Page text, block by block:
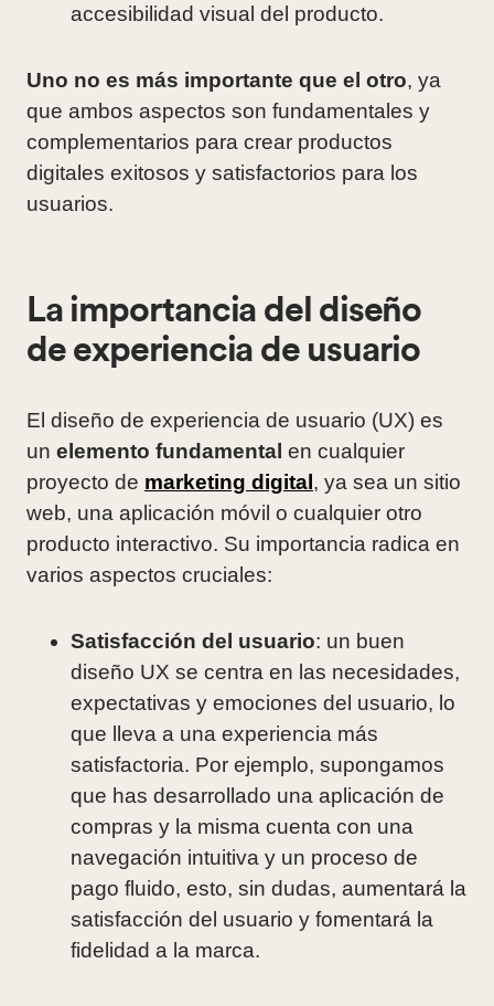
accesibilidad visual del producto.
Uno no es más importante que el otro, ya
que ambos aspectos son fundamentales y
complementarios para crear productos
digitales exitosos y satisfactorios para los
usuarios.
La importancia del diseño
de experiencia de usuario
El diseño de experiencia de usuario (UX) es
un elemento fundamental en cualquier
proyecto de marketing digital , ya sea un sitio
web, una aplicación móvil o cualquier otro
producto interactivo. Su importancia radica en
varios aspectos cruciales:
Satisfacción del usuario: un buen
diseño UX se centra en las necesidades,
expectativas y emociones del usuario, lo
que lleva a una experiencia más
satisfactoria. Por ejemplo, supongamos
que has desarrollado una aplicación de
compras y la misma cuenta con una
navegación intuitiva y un proceso de
pago fluido, esto, sin dudas, aumentará la
satisfacción del usuario y fomentará la
fidelidad a la marca.